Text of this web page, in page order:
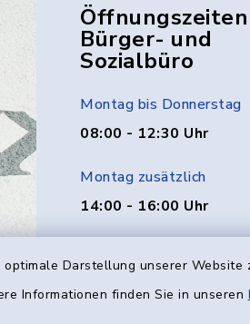
Darstellung unserer
Informationen finden Sie in unseren
Öffnungszeiten
Bürger- und
Sozialbüro
Montag bis Donnerstag
08:00 - 12:30 Uhr
Montag zusätzlich
14:00 - 16:00 Uhr
14:00 - 18:00 Uhr